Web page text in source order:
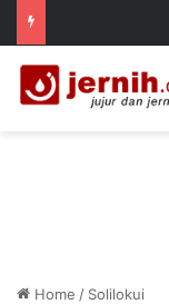
Home / Solilokui